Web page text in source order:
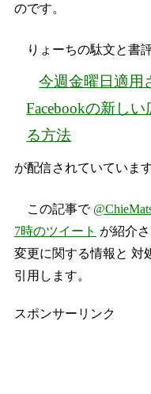
のです。
りょーちの駄文と書
今週金曜日適用
Facebookの新し
る方法
が配信されていています
この記事で
7時のツイート が紹介
変更に関する情報と 対
引用します。
スポンサーリンク